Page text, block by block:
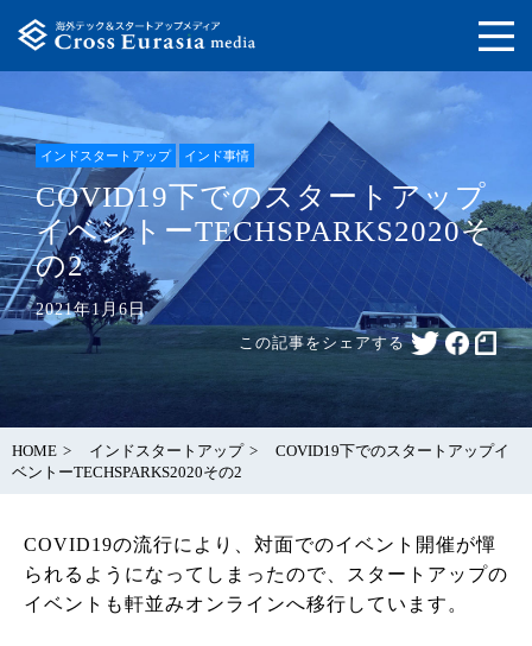
インドスタートアップ インド事情
COVID19下でのスタートアップ
イベントーTECHSPARKS2020そ
の2
2021年1月6日
この記事をシェアする
HOME インドスタートアップ
COVID19下でのスタートアップイ
ベントーTECHSPARKS2020その2
COVID19の流行により、対面でのイベント開催が憚
られるようになってしまったので、スタートアップの
イベントも軒並みオンラインへ移行しています。